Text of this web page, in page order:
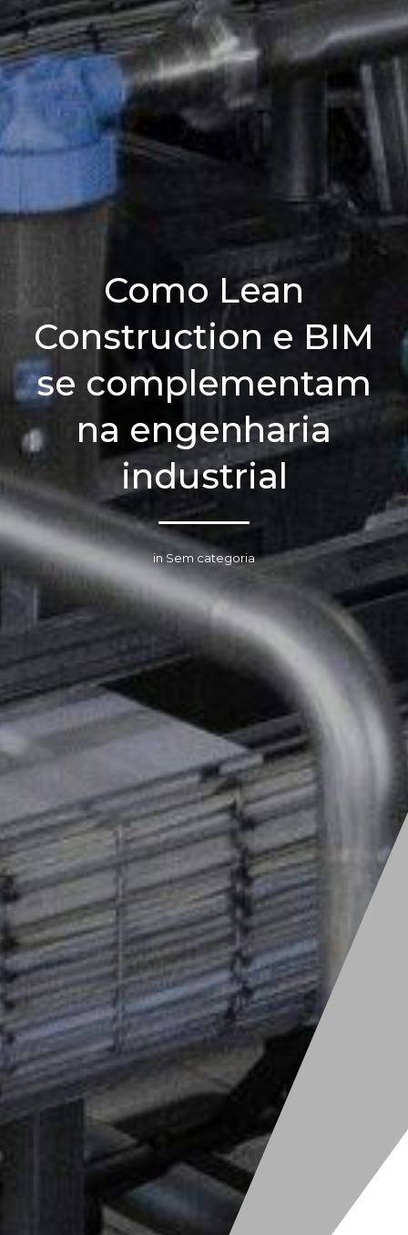
Como Lean
Construction e BIM
se complementam
na engenharia
industrial
in Sem categoria